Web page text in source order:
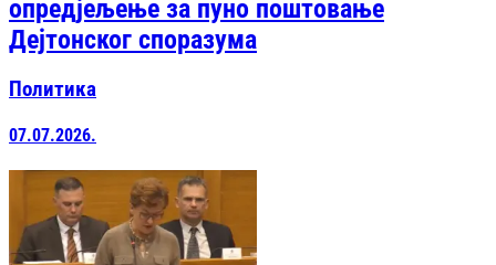
опредјељење за пуно поштовање
Дејтонског споразума
Политика
07.07.2026.